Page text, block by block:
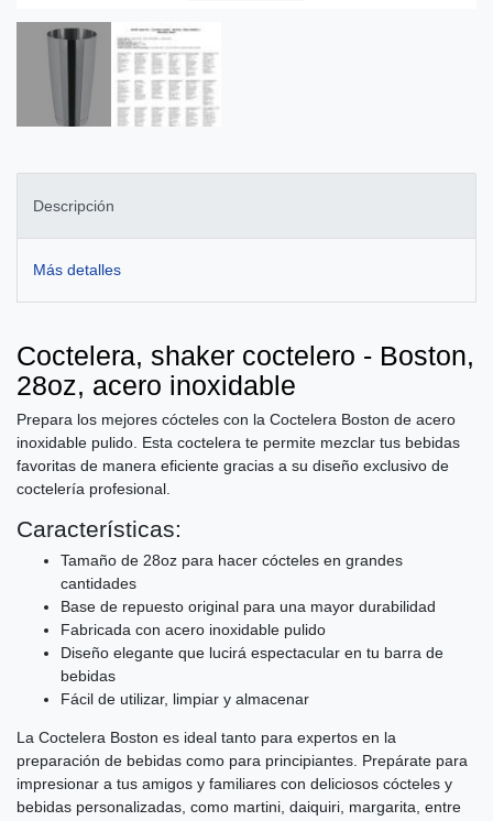
Descripción
Más detalles
Coctelera, shaker coctelero - Boston,
28oz, acero inoxidable
Prepara los mejores cócteles con la Coctelera Boston de acero
inoxidable pulido. Esta coctelera te permite mezclar tus bebidas
favoritas de manera eficiente gracias a su diseño exclusivo de
coctelería profesional.
Características:
Tamaño de 28oz para hacer cócteles en grandes
cantidades
Base de repuesto original para una mayor durabilidad
Fabricada con acero inoxidable pulido
Diseño elegante que lucirá espectacular en tu barra de
bebidas
Fácil de utilizar, limpiar y almacenar
La Coctelera Boston es ideal tanto para expertos en la
preparación de bebidas como para principiantes. Prepárate para
impresionar a tus amigos y familiares con deliciosos cócteles y
bebidas personalizadas, como martini, daiquiri, margarita, entre